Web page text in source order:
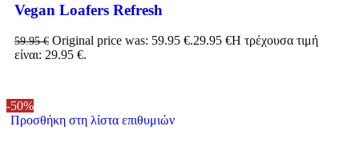
Vegan Loafers Refresh
59.95€ Original price was: 59.95 €.29.95 €Η τρέχουσα τιμή
είναι: 29.95 €.
-50%
Προσθήκη στη λίστα επιθυμιών